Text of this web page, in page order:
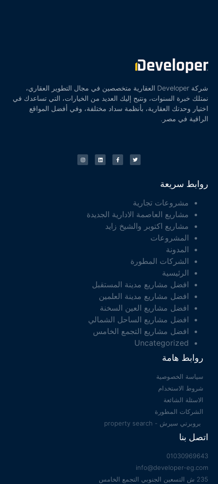
شركة Developer العقارية متخصصين في مجال التطوير العقاري،
نمتلك خبرة السنوات، ونتيح إليك العديد من الخيارات، التي تساعدك في
اختيار وحدتك العقارية، بأنظمة سداد مختلفة، وفي أفضل المواقع
الراقية في مصر.
روابط سريعة
مشروعات تجارية
مشاريع العاصمة الادارية الجديدة
مشاريع اكتوبر والشيخ زايد
المشروعات
المدونة
الشركات المطورة
الرئيسية
افضل مشاريع مدينة المستقبل
افضل مشاريع مدينة العلمين
افضل مشاريع العين السخنة
افضل مشاريع الساحل الشمالي
افضل مشاريع التجمع الخامس
Uncategorized
روابط هامة
سياسة الخصوصية
شروط الاستخدام
الاسئلة الشائعة
الشركات المطورة
بروبرتي سيرش - property search
اتصل بنا
01030969643
info@developer-eg.com
235 ش التسعين الجنوبي التجمع الخامس